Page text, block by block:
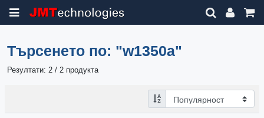
Търсенето по: "w1350a"
Резултати: 2 / 2 продукта